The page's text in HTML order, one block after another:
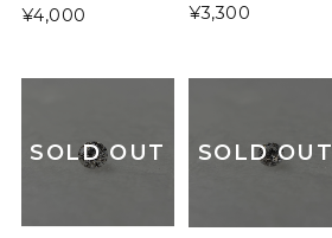
¥4,000 ¥3,300
SOLD OUT SOLD OUT